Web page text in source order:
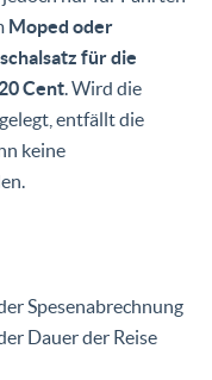
Moped oder
für die
Cent. Wird die
entfällt die
keine
Spesenabrechnung
Dauer der Reise